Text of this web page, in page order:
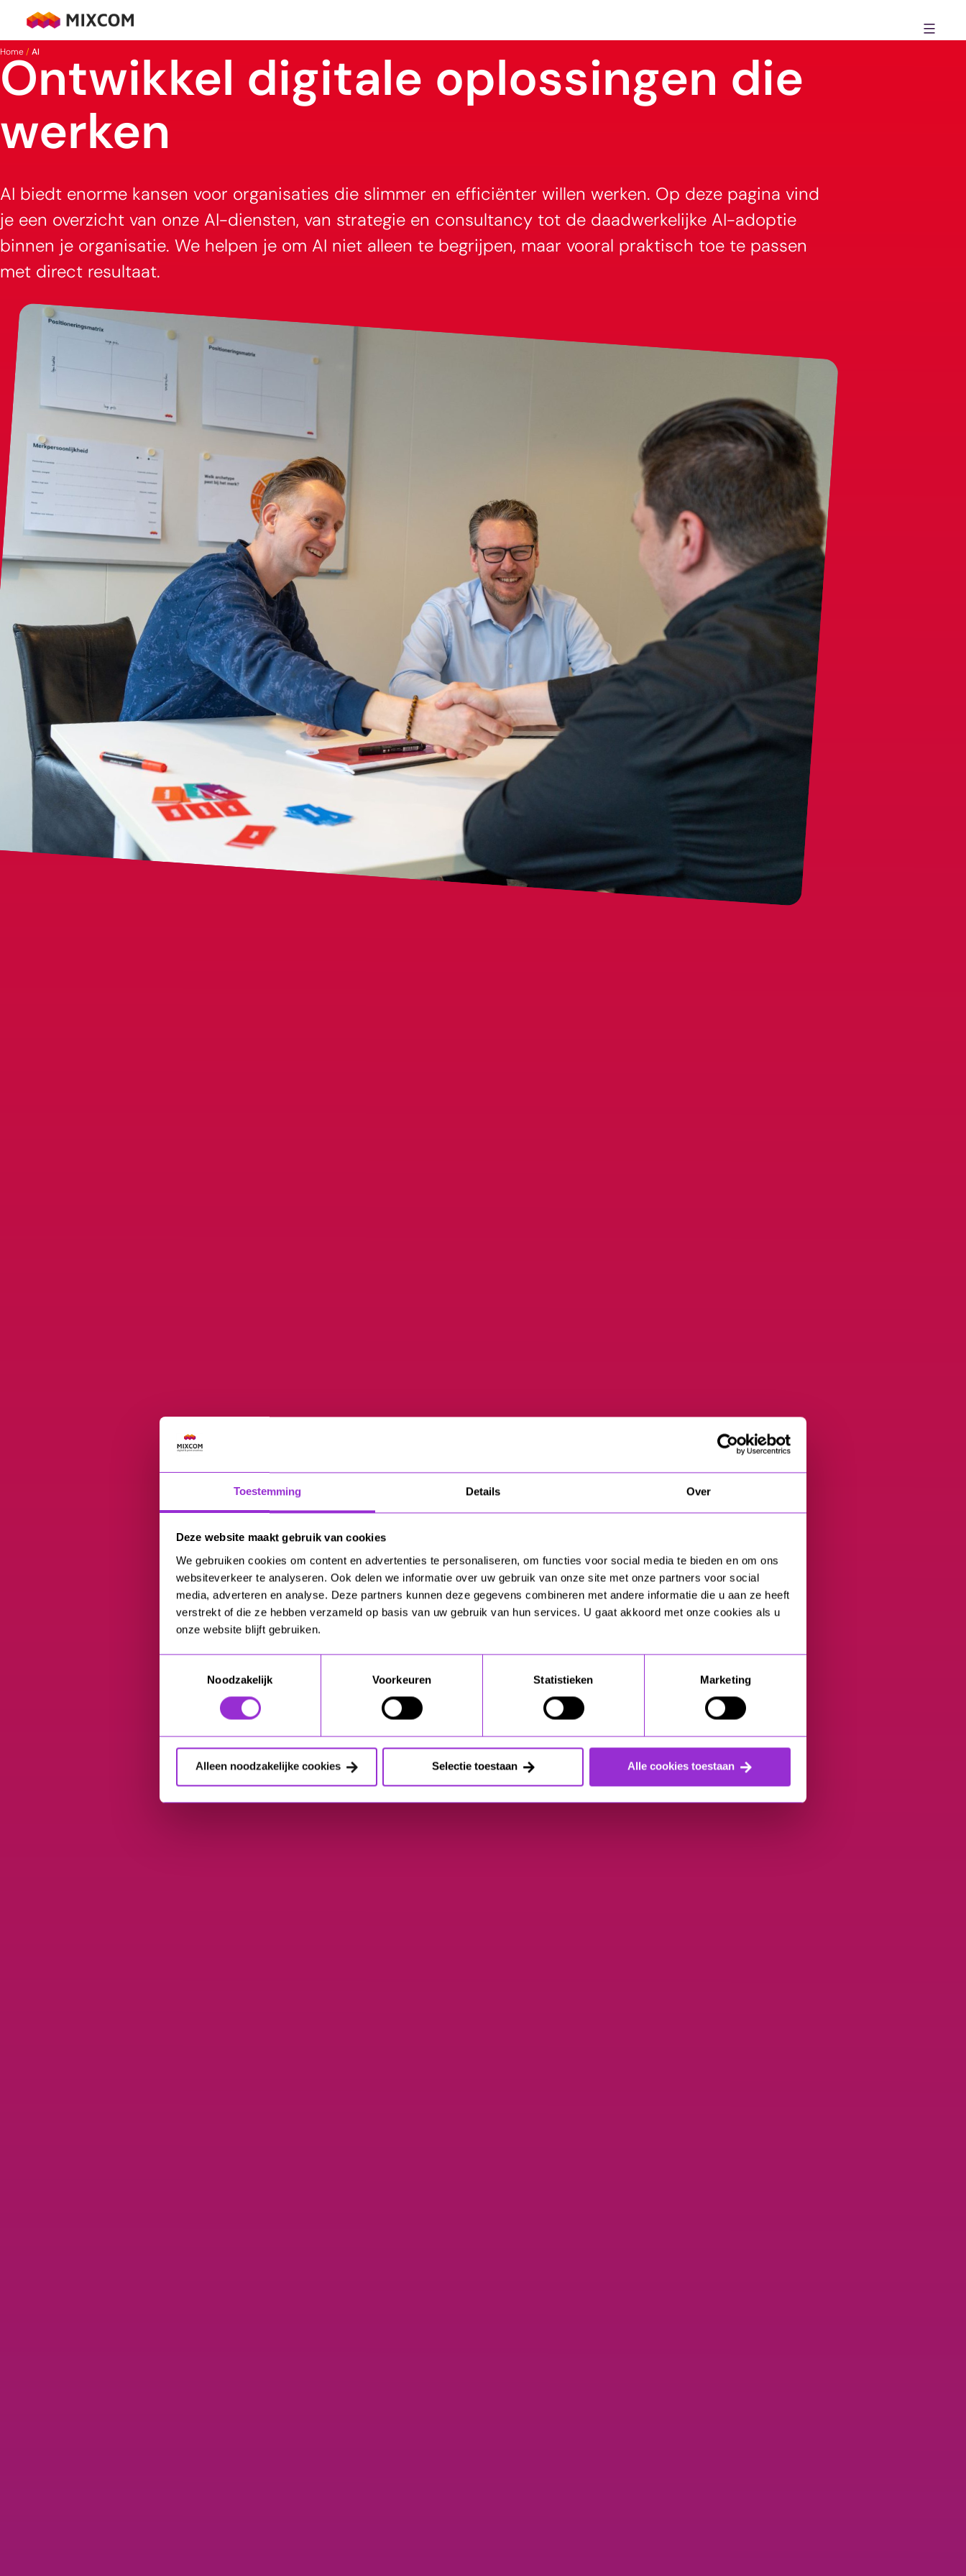
Toestemming Details Over
Deze website maakt gebruik van cookies
We gebruiken cookies om content en advertenties te personaliseren, om functies voor social media te bieden en om ons
websiteverkeer te analyseren. Ook delen we informatie over uw gebruik van onze site met onze partners voor social
media, adverteren en analyse. Deze partners kunnen deze gegevens combineren met andere informatie die u aan ze heeft
verstrekt of die ze hebben verzameld op basis van uw gebruik van hun services. U gaat akkoord met onze cookies als u
onze website blijft gebruiken.
Noodzakelijk
Voorkeuren Statistieken Marketing
Alleen noodzakelijke cookies Selectie toestaan Alle cookies toestaan
de
inhoud
MixCom
Home/ AI
Ontwikkel digitale oplossingen die
werken
AI biedt enorme kansen voor organisaties die slimmer en efficiënter willen werken. Op deze pagina vind
je een overzicht van onze AI-diensten, van strategie en consultancy tot de daadwerkelijke AI-adoptie
binnen je organisatie. We helpen je om AI niet alleen te begrijpen, maar vooral praktisch toe te passen
met direct resultaat.